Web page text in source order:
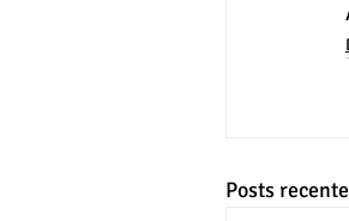
Posts